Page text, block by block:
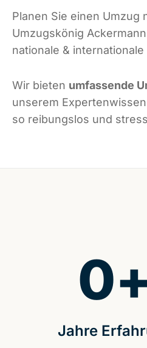
Planen Sie einen Umzug
Umzugskönig
nationale & internationale
Wir bieten umfassende
unserem
so reibungslos und
Jahre
0